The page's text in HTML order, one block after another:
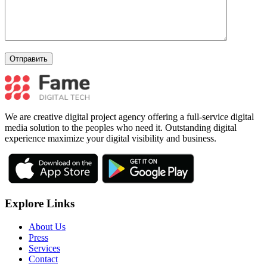
We are creative digital project agency offering a full-service digital
media solution to the peoples who need it. Outstanding digital
experience maximize your digital visibility and business.
Explore Links
About Us
Press
Services
Contact